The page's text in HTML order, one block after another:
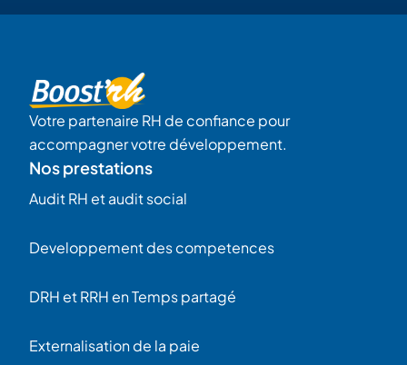
Votre partenaire RH de confiance pour
accompagner votre développement.
Nos prestations
Audit RH et audit social
Developpement des competences
DRH et RRH en Temps partagé
Externalisation de la paie